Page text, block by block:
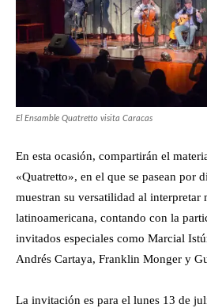
El Ensamble Quatretto visita Caracas
En esta ocasión, compartirán el
«Quatretto», en el que se pasean por
muestran su versatilidad al interpretar
latinoamericana, contando con la
invitados especiales como Marcial
Andrés Cartaya, Franklin Monger y
La invitación es para el lunes 13 de